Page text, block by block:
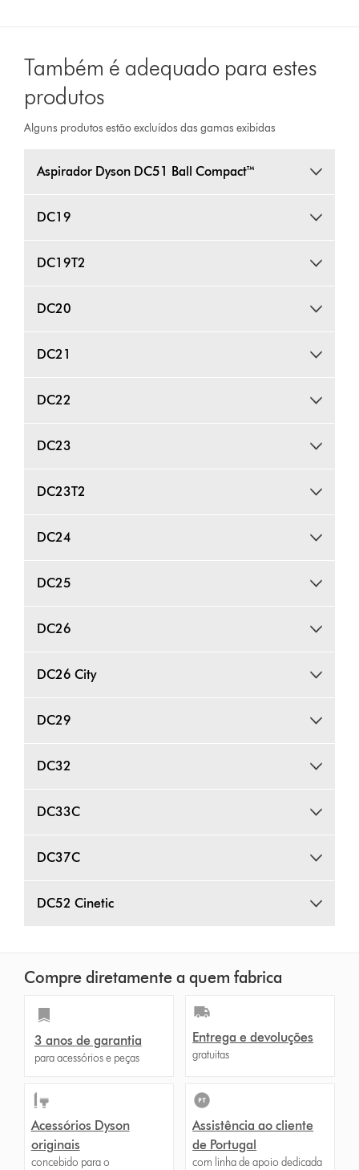
Também é adequado para estes
produtos
Alguns produtos estão excluídos das gamas exibidas
Aspirador Dyson DC51 Ball Compact™
DC19
DC19T2
DC20
DC21
DC22
DC23
DC23T2
DC24
DC25
DC26
DC26 City
DC29
DC32
DC33C
DC37C
DC52 Cinetic
Compre diretamente a quem fabrica
3 anos de garantia
para acessórios e peças
Entrega e devoluções
gratuitas
Acessórios Dyson
originais
concebido para o
Assistência ao cliente
de Portugal
com linha de apoio dedicada